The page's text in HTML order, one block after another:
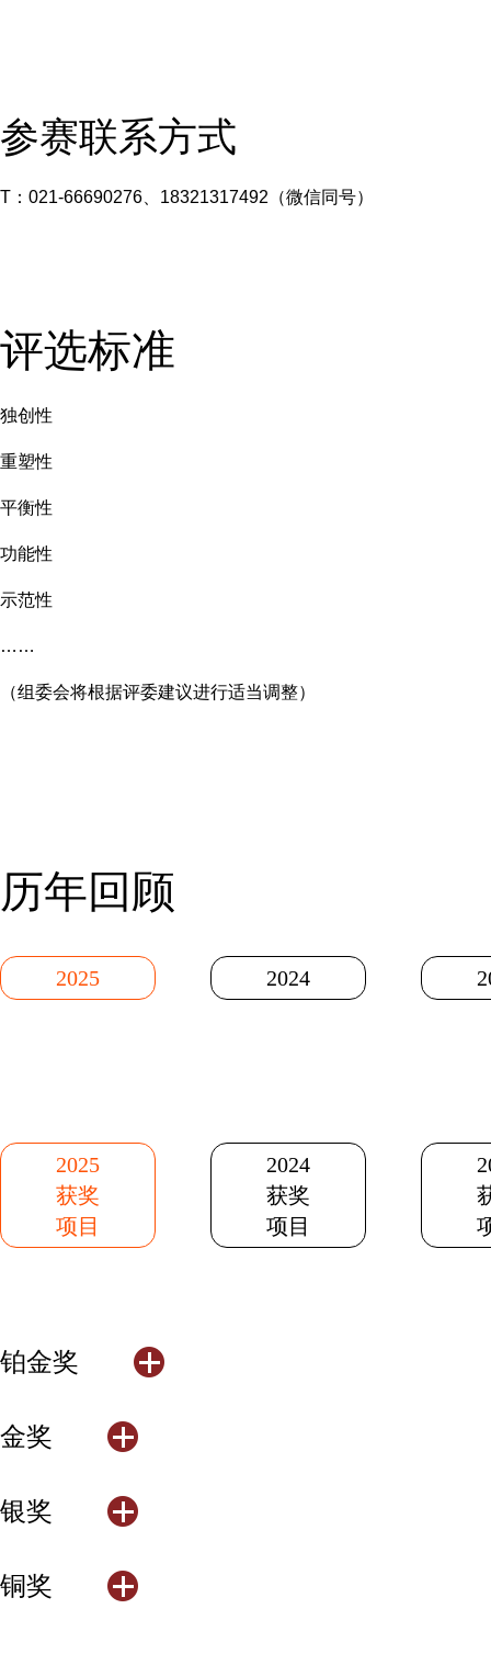
参赛联系方式
T：021-66690276、18321317492（微信同号）
评选标准
独创性
重塑性
平衡性
功能性
示范性
……
（组委会将根据评委建议进行适当调整）
历年回顾
2025 2024
2025
获奖
项目
2024
获奖
项目
铂金奖
金奖
银奖
铜奖